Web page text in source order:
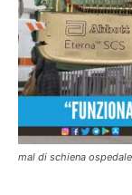
mal di schiena